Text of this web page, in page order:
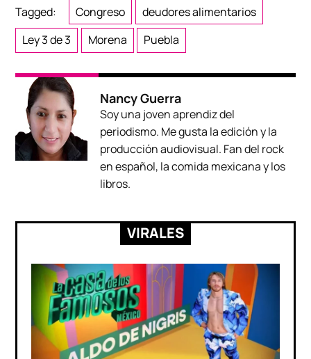
Tagged: Congreso
deudores alimentarios
Ley 3 de 3
Morena Puebla
Nancy Guerra
Soy una joven aprendiz del
periodismo. Me gusta la edición y la
producción audiovisual. Fan del rock
en español, la comida mexicana y los
libros.
VIRALES